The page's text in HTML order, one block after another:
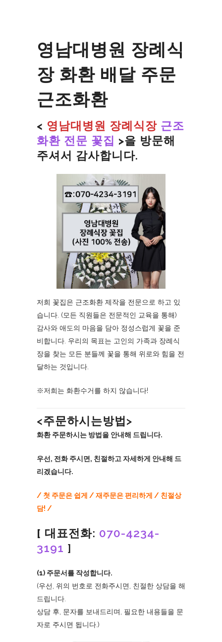
영남대병원 장례식
장 화환 배달 주문
근조화환
< 영남대병원 장례식장 근조
화환 전문 꽃집 >을 방문해
주셔서 감사합니다.
저희 꽃집은 근조화환 제작을 전문으로 하고 있
습니다. (모든 직원들은 전문적인 교육을 통해)
감사와 애도의 마음을 담아 정성스럽게 꽃을 준
비합니다. 우리의 목표는 고인의 가족과 장례식
장을 찾는 모든 분들께 꽃을 통해 위로와 힘을 전
달하는 것입니다.
※저희는 화환수거를 하지 않습니다!
<주문하시는방법>
화환 주문하시는 방법을 안내해 드립니다.
우선, 전화 주시면, 친절하고 자세하게 안내해 드
리겠습니다.
/ 첫 주문은 쉽게 / 재주문은 편리하게 / 친절상
담! /
[ 대표전화: 070-4234-
3191 ]
(1) 주문서를 작성합니다.
(우선, 위의 번호로 전화주시면, 친절한 상담을 해
드립니다.
상담 후, 문자를 보내드리며, 필요한 내용들을 문
자로 주시면 됩니다.)